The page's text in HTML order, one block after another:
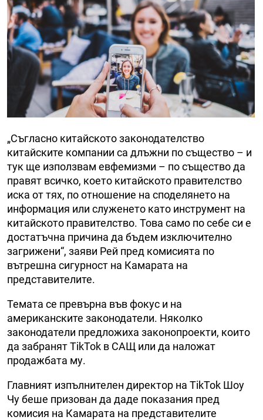
„Съгласно китайското законодателство
китайските компании са длъжни по същество – и
тук ще използвам евфемизми – по същество да
правят всичко, което китайското правителство
иска от тях, по отношение на споделянето на
информация или служенето като инструмент на
китайското правителство. Това само по себе си е
достатъчна причина да бъдем изключително
загрижени“, заяви Рей пред комисията по
вътрешна сигурност на Камарата на
представителите.
Темата се превърна във фокус и на
американските законодатели. Няколко
законодатели предложиха законопроекти, които
да забранят TikTok в САЩ или да наложат
продажбата му.
Главният изпълнителен директор на TikTok Шоу
Чу беше призован да даде показания пред
комисия на Камарата на представителите